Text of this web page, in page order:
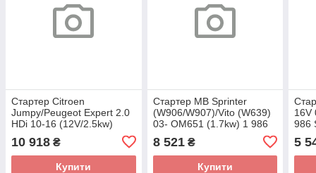
Стартер Citroen
Jumpy/Peugeot Expert 2.0
HDi 10-16 (12V/2.5kw)
(BOSCH)
10 918 ₴
Купити
Стартер MB Sprinter
(W906/W907)/Vito (W639)
03- OM651 (1.7kw) 1 986
8 521₴
Купити
16V
986
5